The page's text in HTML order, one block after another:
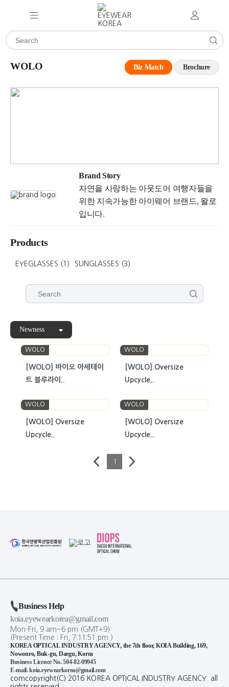
WOLO Biz Match Brochure
Brand Story
자연을 사랑하는 아웃도어 여행자들을
위한 지속가능한 아이웨어 브랜드, 왈로
입니다.
Products
EYEGLASSES (1) SUNGLASSES (3)
Newness
WOLO
[WOLO] 바이오 아세테이
트 블루라이..
WOLO
[WOLO] Oversize
Upcycle..
WOLO
[WOLO] Oversize
Upcycle..
WOLO
[WOLO] Oversize
Upcycle..
1
Business Help
koia.eyewearkorea@gmail.com
Mon-Fri, 9 am~6 pm (GMT+9)
(Present Time : Fri, 7: 11 :51 pm )
KOREA OPTICAL INDUSTRY AGENCY, the 7th floor, KOIA Building, 169,
Nowonro, Buk-gu, Daegu, Korea
Business Licence No. 504-82-09945
E-mail. koia.eyewearkorea@gmail.com
comcopyright(C) 2016 KOREA OPTICAL INDUSTRY AGENCY. all